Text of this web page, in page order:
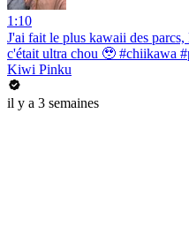
1:10
J'ai fait le plus kawaii des
c'était ultra chou 🥹 #chiikawa
Kiwi Pinku
il y a 3 semaines